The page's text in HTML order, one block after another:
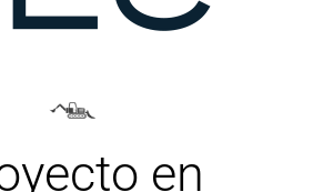
en